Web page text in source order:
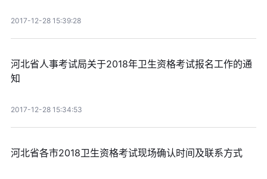
2017-12-28 15:39:28
河北省人事考试局关于2018年卫生资格考试报名工作的通
知
2017-12-28 15:34:53
河北省各市2018卫生资格考试现场确认时间及联系方式